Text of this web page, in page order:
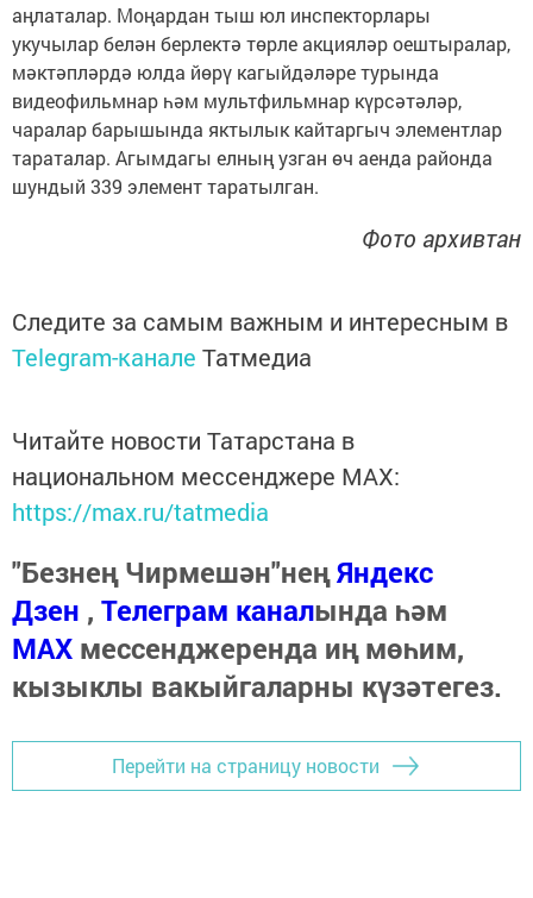
аңлаталар. Моңардан тыш юл инспекторлары
укучылар белән берлектә төрле акцияләр оештыралар,
мәктәпләрдә юлда йөрү кагыйдәләре турында
видеофильмнар һәм мультфильмнар күрсәтәләр,
чаралар барышында яктылык кайтаргыч элементлар
тараталар. Агымдагы елның узган өч аенда районда
шундый 339 элемент таратылган.
Фото архивтан
Следите за самым важным и интересным в
Telegram-канале Татмедиа
Читайте новости Татарстана в
национальном мессенджере MАХ:
https://max.ru/tatmedia
"Безнең Чирмешән"неңЯндекс
Дзен , Телеграм каналында һәм
МАХ мессенджеренда иң мөһим,
кызыклы вакыйгаларны күзәтегез.
Перейти на страницу новости